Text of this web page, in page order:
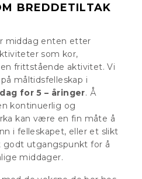
BREDDETILTAK
middag enten etter
som kor,
frittstående aktivitet. Vi
måltidsfelleskap i
for 5 – åringer. Å
kontinuerlig og
kan være en fin måte å
i felleskapet, eller et slikt
utgangspunkt for å
middager.